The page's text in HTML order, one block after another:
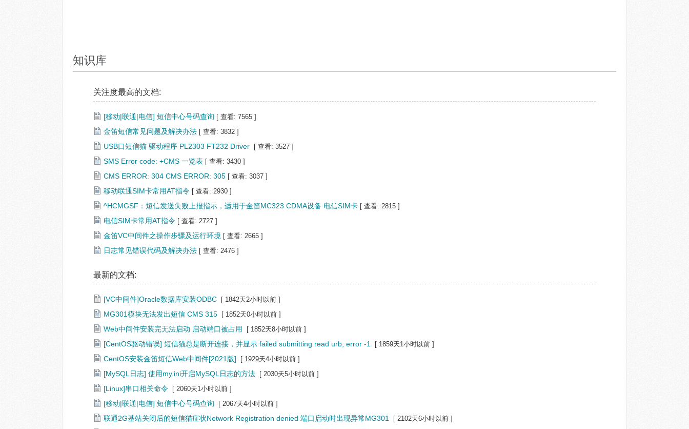
知识库
关注度最高的文档:
[移动|联通|电信] 短信中心号码查询 [ 查看: 7565 ]
金笛短信常见问题及解决办法 [ 查看: 3832 ]
USB口短信猫 驱动程序 PL2303 FT232 Driver [ 查看: 3527 ]
SMS Error code: +CMS 一览表 [ 查看: 3430 ]
CMS ERROR: 304 CMS ERROR: 305 [ 查看: 3037 ]
移动联通SIM卡常用AT指令 [ 查看: 2930 ]
^HCMGSF：短信发送失败上报指示，适用于金笛MC323 CDMA设备 电信SIM卡 [ 查看: 2815 ]
电信SIM卡常用AT指令 [ 查看: 2727 ]
金笛VC中间件之操作步骤及运行环境 [ 查看: 2665 ]
日志常见错误代码及解决办法 [ 查看: 2476 ]
最新的文档:
[VC中间件]Oracle数据库安装ODBC [ 1842天2小时以前 ]
MG301模块无法发出短信 CMS 315 [ 1852天0小时以前 ]
Web中间件安装完无法启动 启动端口被占用 [ 1852天8小时以前 ]
[CentOS驱动错误] 短信猫总是断开连接，并显示 failed submitting read urb, error -1 [ 1859天1小时以前 ]
CentOS安装金笛短信Web中间件[2021版] [ 1929天4小时以前 ]
[MySQL日志] 使用my.ini开启MySQL日志的方法 [ 2030天5小时以前 ]
[Linux]串口相关命令 [ 2060天1小时以前 ]
[移动|联通|电信] 短信中心号码查询 [ 2067天4小时以前 ]
联通2G基站关闭后的短信猫症状Network Registration denied 端口启动时出现异常MG301 [ 2102天6小时以前 ]